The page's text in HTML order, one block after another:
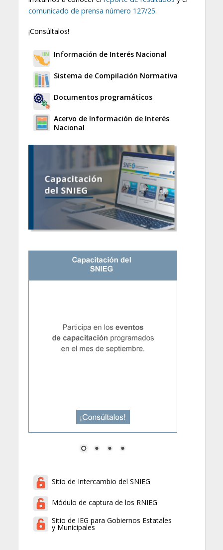
comunicado de prensa número 127/25.
¡Consúltalos!
Información de Interés Nacional
Sistema de Compilación Normativa
Documentos programáticos
Acervo de Información de Interés
Nacional
Sitio de Intercambio del SNIEG
Módulo de captura de los RNIEG
Sitio de IEG para Gobiernos Estatales
y Municipales